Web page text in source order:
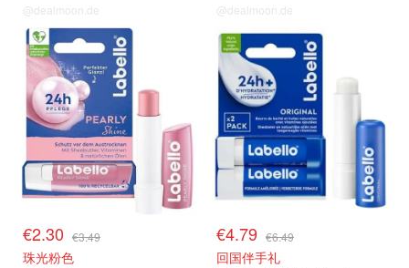
@dealmoon.de @dealmoon.de
€2.30 €3.49
珠光粉色
€4.79 €6.49
回国伴手礼